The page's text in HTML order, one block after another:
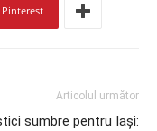
Pinterest
Articolul următor
sumbre pentru Iași: